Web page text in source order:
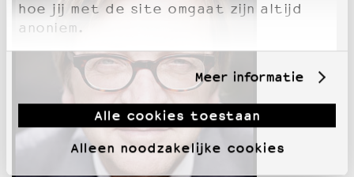
hoe jij met de site omgaat zijn altijd
anoniem.
Meer informatie
Alle cookies toestaan
Alleen noodzakelijke cookies